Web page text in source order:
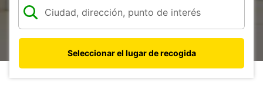
Seleccionar el lugar de recogida